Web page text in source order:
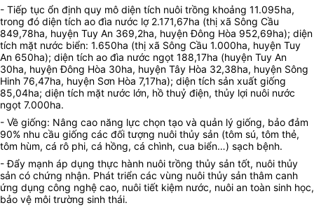
- Tiếp tục ổn định quy mô diện tích nuôi trồng khoảng 11.095ha,
trong đó diện tích ao đìa nước lợ 2.171,67ha (thị xã Sông Cầu
849,78ha, huyện Tuy An 369,2ha, huyện Đông Hòa 952,69ha); diện
tích mặt nước biển: 1.650ha (thị xã Sông Cầu 1.000ha, huyện Tuy
An 650ha); diện tích ao đìa nước ngọt 188,17ha (huyện Tuy An
30ha, huyện Đông Hòa 30ha, huyện Tây Hòa 32,38ha, huyện Sông
Hinh 76,47ha, huyện Sơn Hòa 7,17ha); diện tích sản xuất giống
85,04ha; diện tích mặt nước lớn, hồ thuỷ điện, thủy lợi nuôi nước
ngọt 7.000ha.
- Về giống: Nâng cao năng lực chọn tạo và quản lý giống, bảo đảm
90% nhu cầu giống các đối tượng nuôi thủy sản (tôm sú, tôm thẻ,
tôm hùm, cá rô phi, cá hồng, cá chình, cua biển…) sạch bệnh.
- Đẩy mạnh áp dụng thực hành nuôi trồng thủy sản tốt, nuôi thủy
sản có chứng nhận. Phát triển các vùng nuôi thủy sản thâm canh
ứng dụng công nghệ cao, nuôi tiết kiệm nước, nuôi an toàn sinh học,
bảo vệ môi trường sinh thái.